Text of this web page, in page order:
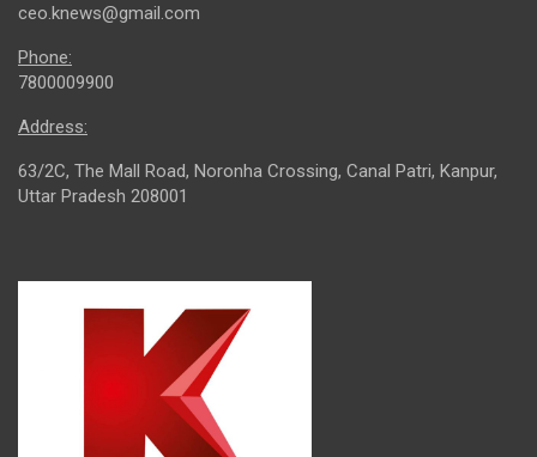
ceo.knews@gmail.com
Phone:
7800009900
Address:
63/2C, The Mall Road, Noronha Crossing, Canal Patri, Kanpur,
Uttar Pradesh 208001